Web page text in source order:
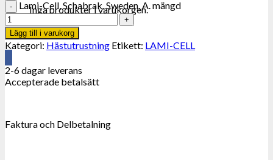
Inga produkter i varukorgen.
Lami-Cell, Schabrak, Sweden, A. mängd
Lägg till i varukorg
Kategori: Hästutrustning Etikett: LAMI-CELL
2-6 dagar leverans
Accepterade betalsätt
Faktura och Delbetalning